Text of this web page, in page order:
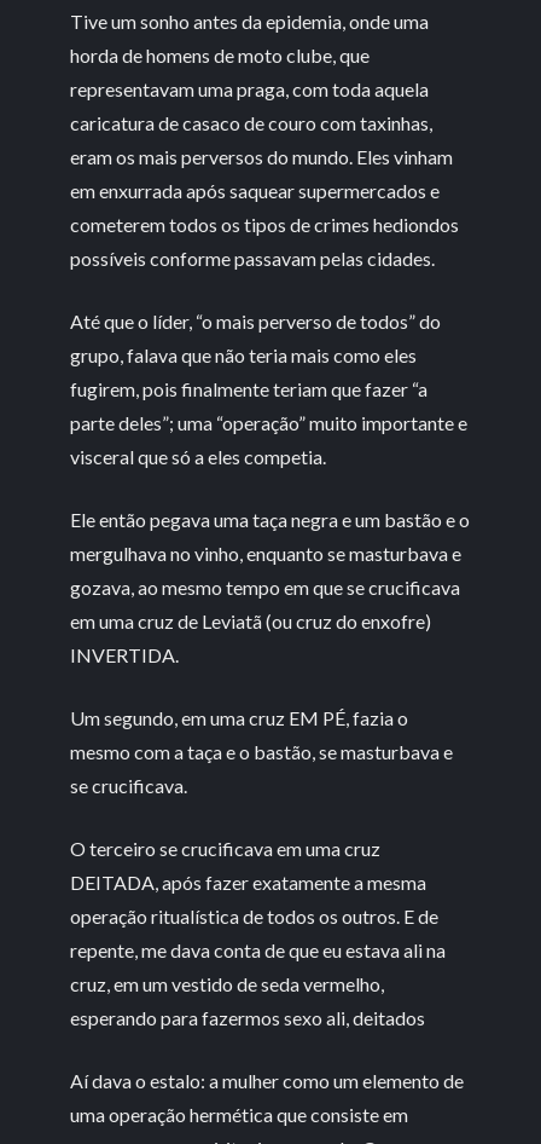
Tive um sonho antes da epidemia, onde uma
horda de homens de moto clube, que
representavam uma praga, com toda aquela
caricatura de casaco de couro com taxinhas,
eram os mais perversos do mundo. Eles vinham
em enxurrada após saquear supermercados e
cometerem todos os tipos de crimes hediondos
possíveis conforme passavam pelas cidades.
Até que o líder, “o mais perverso de todos” do
grupo, falava que não teria mais como eles
fugirem, pois finalmente teriam que fazer “a
parte deles”; uma “operação” muito importante e
visceral que só a eles competia.
Ele então pegava uma taça negra e um bastão e o
mergulhava no vinho, enquanto se masturbava e
gozava, ao mesmo tempo em que se crucificava
em uma cruz de Leviatã (ou cruz do enxofre)
INVERTIDA.
Um segundo, em uma cruz EM PÉ, fazia o
mesmo com a taça e o bastão, se masturbava e
se crucificava.
O terceiro se crucificava em uma cruz
DEITADA, após fazer exatamente a mesma
operação ritualística de todos os outros. E de
repente, me dava conta de que eu estava ali na
cruz, em um vestido de seda vermelho,
esperando para fazermos sexo ali, deitados
Aí dava o estalo: a mulher como um elemento de
uma operação hermética que consiste em